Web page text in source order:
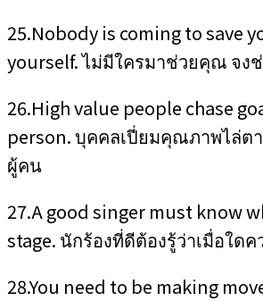
25.Nobody is coming to save
yourself. ไม่มีใครมาช่วยคุณ จงช่
26.High value people chase
person. บุคคลเปี่ยมคุณภาพไล่ต
ผู้คน
27.A good singer must know
stage. นักร้องที่ดีต้องรู้ว่าเมื่อใดค
28.You need to be making